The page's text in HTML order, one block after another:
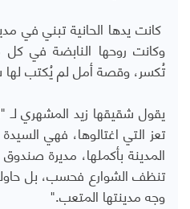
كانت يدها الحانية تبني في
وكانت روحها النابضة في كل
تُكسر، وقصة أمل لم يُكتب لها
يقول شقيقها زيد المشهري
تعز التي اغتالوها، فهي
المدينة بأكملها، مديرة
تنظف الشوارع فحسب، بل
وجه مدينتها المتعب."